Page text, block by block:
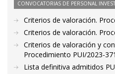
CONVOCATORIAS DE PERSONAL
Criterios de valoración.
Criterios de valoración.
Criterios de valoración y
Procedimiento PUI/2023-371
Lista definitiva admitidos